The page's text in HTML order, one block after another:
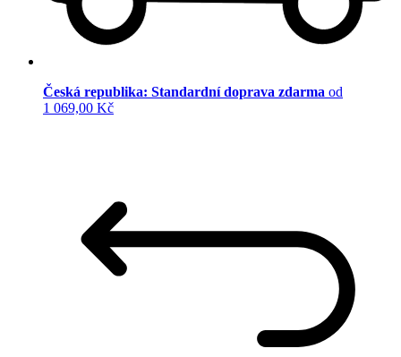
Česká republika: Standardní doprava zdarma od
1 069,00 Kč